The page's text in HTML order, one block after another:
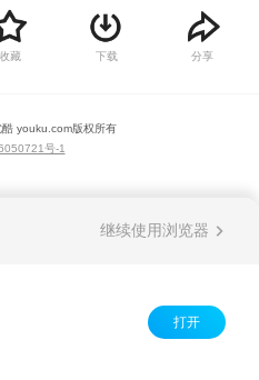
作视角，踏上故宫再发现之旅。纪
修缮保护，记录宫墙之内悉心呵护
展现宫墙之外的天下人与这座城池
收藏 下载 分享
酷 youku.com版权所有
号-1
继续使用浏览器
打开